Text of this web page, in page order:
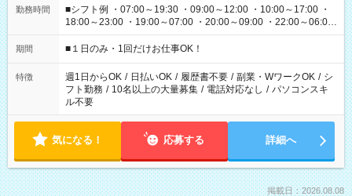
勤務時間
■シフト例 ・07:00～19:30 ・09:00～12:00 ・10:00～17:00 ・
18:00～23:00 ・19:00～07:00 ・20:00～09:00 ・22:00～06:00
etc ★最短で3時間で5,120円のお仕事から 15時間で2万円近く稼
げるお仕事も！ ご希望のお時間に合わせてご紹介！ ※シフトは
ください！
期間 ■１日のみ・1回だけお仕事OK！
特徴 週1日からOK / 日払いOK / 履歴書不要 / 副業・WワークOK / シ
フト勤務 / 10名以上の大量募集 / 電話対応なし / パソコンスキ
ル不要
気になる！ 応募する 詳細へ
掲載日：2026.08.08